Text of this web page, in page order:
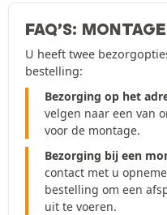
FAQ’S: MONTAGE
U heeft twee
bestelling:
Bezorging op het
velgen naar een van
voor de montage.
Bezorging bij een
contact met u
bestelling om een
uit te voeren.